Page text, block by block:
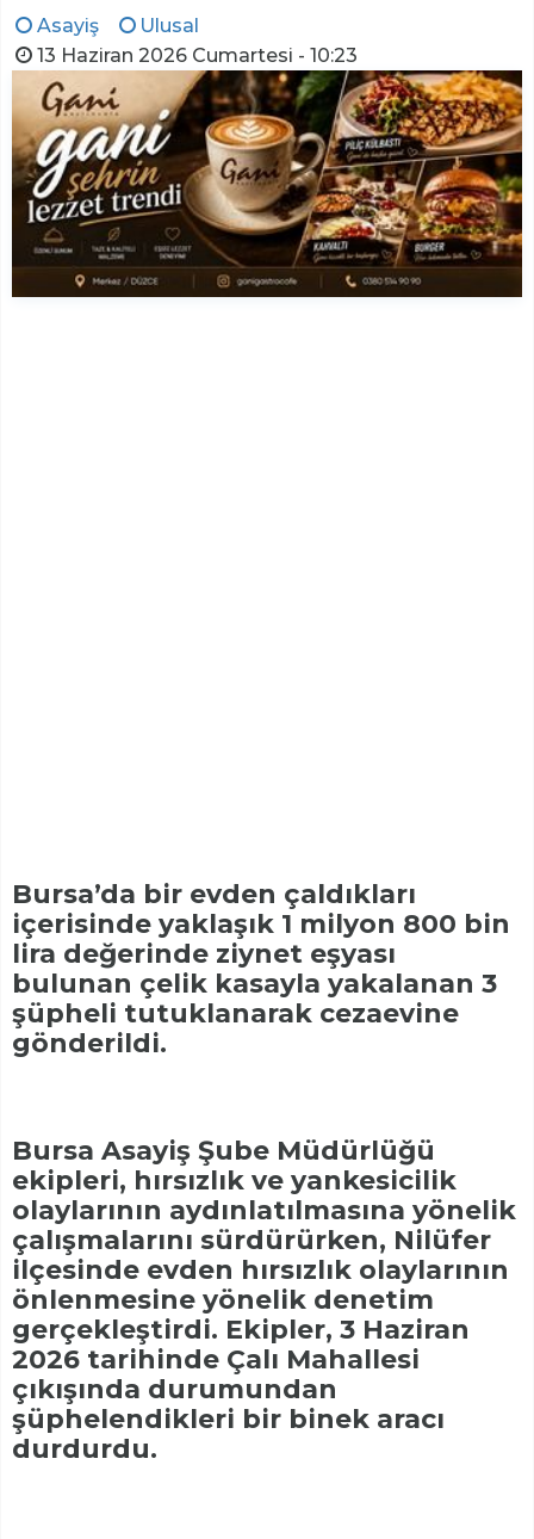
Asayiş
Ulusal
13 Haziran 2026 Cumartesi - 10:23
Bursa’da bir evden çaldıkları
içerisinde yaklaşık 1 milyon 800 bin
lira değerinde ziynet eşyası
bulunan çelik kasayla yakalanan 3
şüpheli tutuklanarak cezaevine
gönderildi.
Bursa Asayiş Şube Müdürlüğü
ekipleri, hırsızlık ve yankesicilik
olaylarının aydınlatılmasına yönelik
çalışmalarını sürdürürken, Nilüfer
ilçesinde evden hırsızlık olaylarının
önlenmesine yönelik denetim
gerçekleştirdi. Ekipler, 3 Haziran
2026 tarihinde Çalı Mahallesi
çıkışında durumundan
şüphelendikleri bir binek aracı
durdurdu.